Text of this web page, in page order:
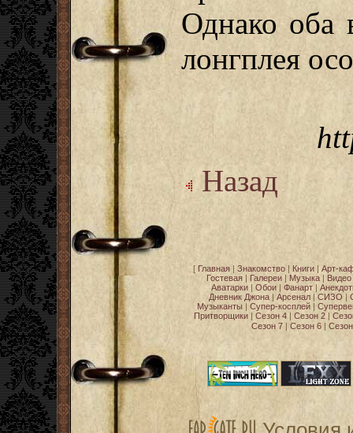
Однако оба
лонгплея
Назад
[ Главная| Знакомство| Книги| Арт-
Гостевая | Галереи | Музыка | Видео
Аватарки | Обои | Фанарт |
Дневник Джона| Арсенал| СИЗО |
Музыканты | Супер-косплей |
Притворщики | Сезон 4 | Сезон 2 |
Сезон 7| Сезон 6|